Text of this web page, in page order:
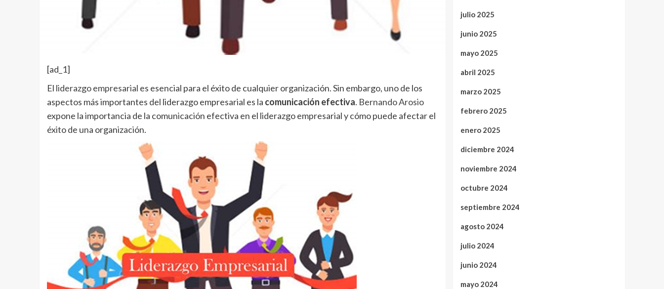
[ad_1]
El liderazgo empresarial es esencial para el éxito de cualquier organización. Sin embargo, uno de los
aspectos más importantes del liderazgo empresarial es la comunicación efectiva. Bernando Arosio
expone la importancia de la comunicación efectiva en el liderazgo empresarial y cómo puede afectar el
éxito de una organización.
julio 2025
junio 2025
mayo 2025
abril 2025
marzo 2025
febrero 2025
enero 2025
diciembre 2024
noviembre 2024
octubre 2024
septiembre 2024
agosto 2024
julio 2024
junio 2024
mayo 2024